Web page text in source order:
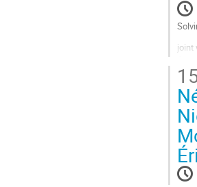
la
page
la
joint

The
Aller
à
la
page
de
la